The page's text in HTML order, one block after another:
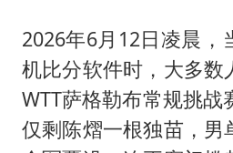
吉林一
2026年6月12日凌晨，
机比分软件时，大多数
WTT萨格勒布常规挑战
仅剩陈熠一根独苗，男